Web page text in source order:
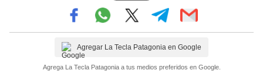
Agregar La Tecla Patagonia en Google
Agrega La Tecla Patagonia a tus medios preferidos en Google.